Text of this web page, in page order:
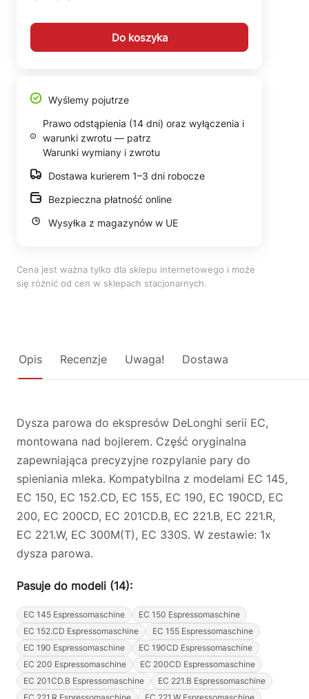
Do koszyka
Wyślemy pojutrze
Prawo odstąpienia (14 dni) oraz wyłączenia i
warunki zwrotu — patrz
Warunki wymiany i zwrotu
Dostawa kurierem 1–3 dni robocze
Bezpieczna płatność online
Wysyłka z magazynów w UE
Cena jest ważna tylko dla sklepu internetowego i może
się różnić od cen w sklepach stacjonarnych.
Opis Recenzje Uwaga! Dostawa
Dysza parowa do ekspresów DeLonghi serii EC,
montowana nad bojlerem. Część oryginalna
zapewniająca precyzyjne rozpylanie pary do
spieniania mleka. Kompatybilna z modelami EC 145,
EC 150, EC 152.CD, EC 155, EC 190, EC 190CD, EC
200, EC 200CD, EC 201CD.B, EC 221.B, EC 221.R,
EC 221.W, EC 300M(T), EC 330S. W zestawie: 1x
dysza parowa.
Pasuje do modeli (14):
EC 145 Espressomaschine
EC 150 Espressomaschine
EC 152.CD Espressomaschine
EC 155 Espressomaschine
EC 190 Espressomaschine
EC 190CD Espressomaschine
EC 200 Espressomaschine
EC 200CD Espressomaschine
EC 201CD.B Espressomaschine
EC 221.B Espressomaschine